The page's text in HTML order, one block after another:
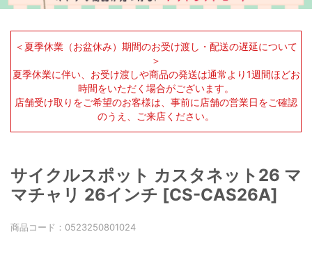
＜夏季休業（お盆休み）期間のお受け渡し・配送の遅延について
＞
夏季休業に伴い、お受け渡しや商品の発送は通常より1週間ほどお
時間をいただく場合がございます。
店舗受け取りをご希望のお客様は、事前に店舗の営業日をご確認
のうえ、ご来店ください。
サイクルスポット カスタネット26 マ
マチャリ 26インチ [CS-CAS26A]
商品コード： 0523250801024